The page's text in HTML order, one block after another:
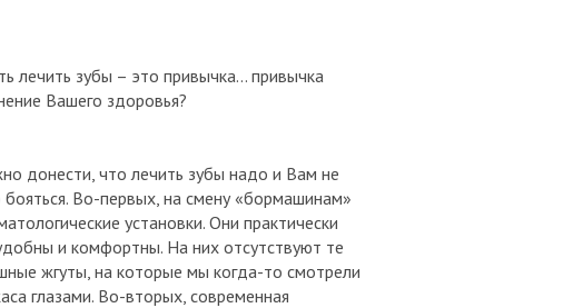
зубы – это привычка... привычка
Вашего здоровья?
донести, что лечить зубы надо и Вам не
бояться. Во-первых, на смену «бормашинам»
установки. Они практически
и комфортны. На них отсутствуют те
жгуты, на которые мы когда-то смотрели
глазами. Во-вторых, современная